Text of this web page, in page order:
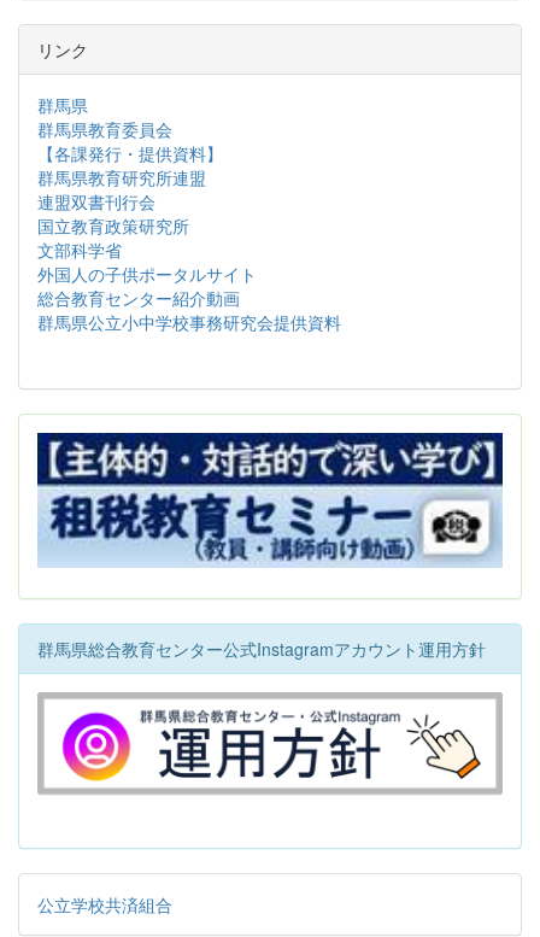
リンク
群馬県
群馬県教育委員会
【各課発行・提供資料】
群馬県教育研究所連盟
連盟双書刊行会
国立教育政策研究所
文部科学省
外国人の子供ポータルサイト
総合教育センター紹介動画
群馬県公立小中学校事務研究会提供資料
群馬県総合教育センター公式Instagramアカウント運用方針
公立学校共済組合